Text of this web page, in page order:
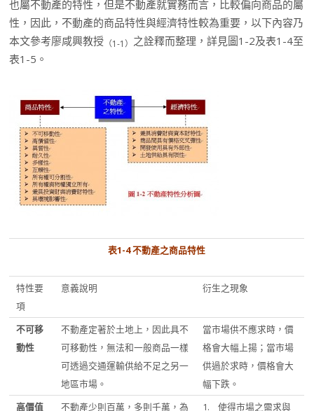
也屬不動產的特性，但是不動產就實務而言，比較偏向商品的屬
性，因此，不動產的商品特性與經濟特性較為重要，以下內容乃
本文參考廖咸興教授 （1-1） 之詮釋而整理，詳見圖1-2及表1-4至
表1-5。
表1-4不動產之商品特性
特性要
項
意義說明 衍生之現象
不可移
動性
不動產定著於土地上，因此具不
可移動性，無法和一般商品一樣
可透過交通運輸供給不足之另一
地區市場。
當市場供不應求時，價
格會大幅上揚；當市場
供過於求時，價格會大
幅下跌。
高價值
不動產少則百萬，多則千萬，為
1. 使得市場之需求與